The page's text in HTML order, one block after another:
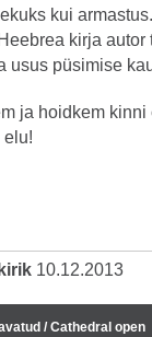
kui
kirja
usus püsimise
ja hoidkem
elu!
10.12.2013
/ Cathedral open